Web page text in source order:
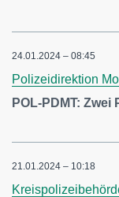
24.01.2024 – 08:45
Polizeidirektion
POL-PDMT:
21.01.2024 – 10:18